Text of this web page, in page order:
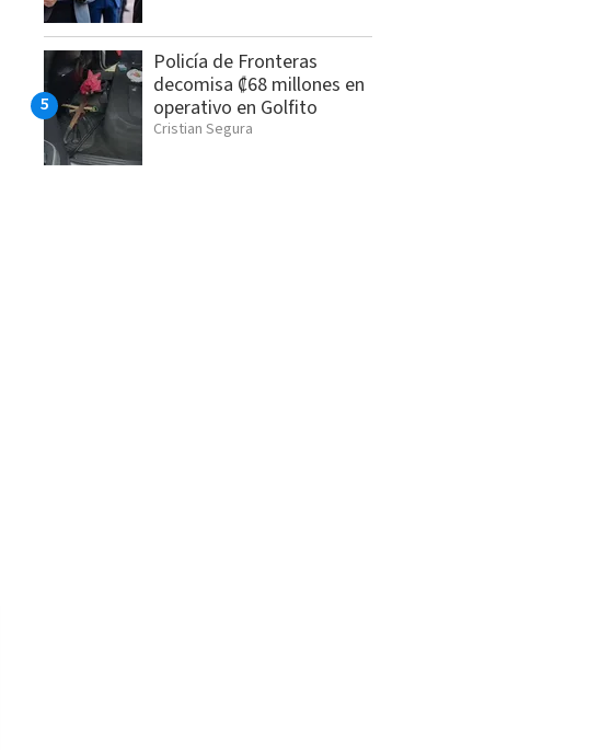
Policía de Fronteras
decomisa ₡68 millones en
operativo en Golfito
Cristian Segura